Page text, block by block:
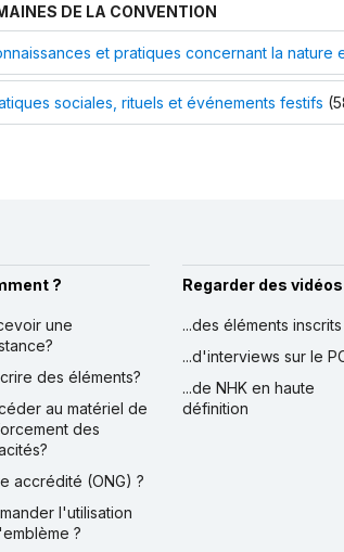
DE LA CONVENTION
et pratiques concernant la nature
sociales, rituels et événements festifs
?
une
des éléments?
au matériel de
des
accrédité (ONG) ?
l'utilisation
?
Regarder des vidéos
...des éléments inscrits
...d'interviews sur le
...de NHK en haute
définition